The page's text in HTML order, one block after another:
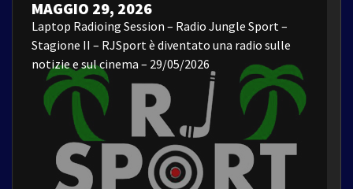
MAGGIO 29, 2026
Laptop Radioing Session – Radio Jungle Sport –
Stagione II – RJSport è diventato una radio sulle
notizie e sul cinema – 29/05/2026